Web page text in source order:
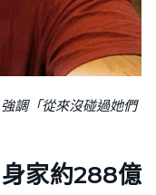
調「從來沒碰過她們
家約288億